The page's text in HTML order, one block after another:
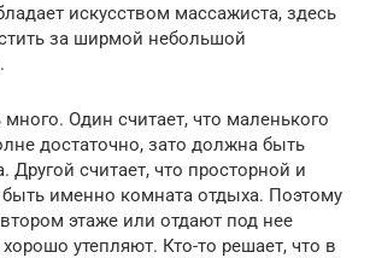
искусством массажиста, здесь
за ширмой небольшой
Один считает, что маленького
достаточно, зато должна быть
Другой считает, что просторной и
именно комната отдыха. Поэтому
этаже или отдают под нее
хорошо утепляют. Кто-то решает, что в